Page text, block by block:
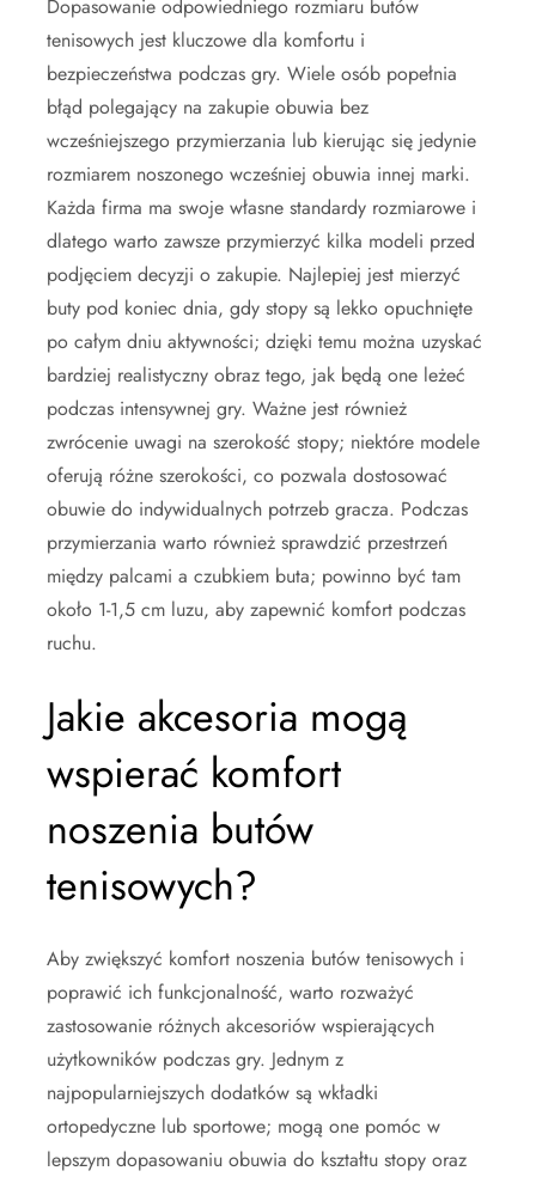
Dopasowanie odpowiedniego rozmiaru butów
tenisowych jest kluczowe dla komfortu i
bezpieczeństwa podczas gry. Wiele osób popełnia
błąd polegający na zakupie obuwia bez
wcześniejszego przymierzania lub kierując się jedynie
rozmiarem noszonego wcześniej obuwia innej marki.
Każda firma ma swoje własne standardy rozmiarowe i
dlatego warto zawsze przymierzyć kilka modeli przed
podjęciem decyzji o zakupie. Najlepiej jest mierzyć
buty pod koniec dnia, gdy stopy są lekko opuchnięte
po całym dniu aktywności; dzięki temu można uzyskać
bardziej realistyczny obraz tego, jak będą one leżeć
podczas intensywnej gry. Ważne jest również
zwrócenie uwagi na szerokość stopy; niektóre modele
oferują różne szerokości, co pozwala dostosować
obuwie do indywidualnych potrzeb gracza. Podczas
przymierzania warto również sprawdzić przestrzeń
między palcami a czubkiem buta; powinno być tam
około 1-1,5 cm luzu, aby zapewnić komfort podczas
ruchu.
Jakie akcesoria mogą
wspierać komfort
noszenia butów
tenisowych?
Aby zwiększyć komfort noszenia butów tenisowych i
poprawić ich funkcjonalność, warto rozważyć
zastosowanie różnych akcesoriów wspierających
użytkowników podczas gry. Jednym z
najpopularniejszych dodatków są wkładki
ortopedyczne lub sportowe; mogą one pomóc w
lepszym dopasowaniu obuwia do kształtu stopy oraz